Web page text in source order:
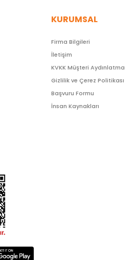
KURUMSAL
Firma Bilgileri
İletişim
KVKK Müşteri Aydınlatma
Gizlilik ve Çerez Politikası
Başvuru Formu
İnsan Kaynakları